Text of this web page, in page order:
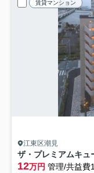
賃貸マンション
江東区潮見
ザ・プレミアムキュ
12万円 管理/共益費